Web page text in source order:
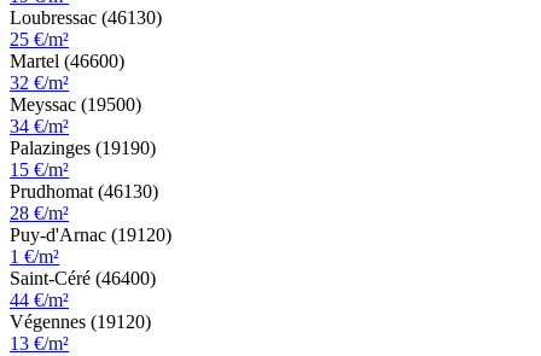
Loubressac (46130)
25 €/m²
Martel (46600)
32 €/m²
Meyssac (19500)
34 €/m²
Palazinges (19190)
15 €/m²
Prudhomat (46130)
28 €/m²
Puy-d'Arnac (19120)
1 €/m²
Saint-Céré (46400)
44 €/m²
Végennes (19120)
13 €/m²